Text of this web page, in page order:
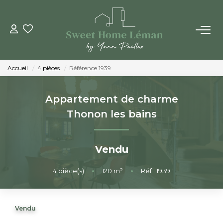
ACHETER
PROGRAMMES NEUFS
ESTIMER EN LIGNE
LES AGENCES
Accueil 4 pièces Référence 1939
Appartement de charme
Thonon les bains
Vendu
4 pièce(s) • 120 m² • Réf : 1939
Vendu